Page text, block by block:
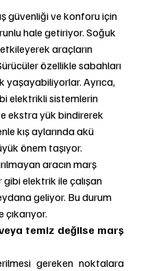
güvenliği ve konforu için
hale getiriyor. Soğuk
araçların
özellikle sabahları
yaşayabiliyorlar. Ayrıca,
elektrikli sistemlerin
ekstra yük bindirerek
kış aylarında akü
önem taşıyor.
aracın marş
elektrik ile çalışan
geliyor. Bu durum
temiz değilse marş
gereken noktalara